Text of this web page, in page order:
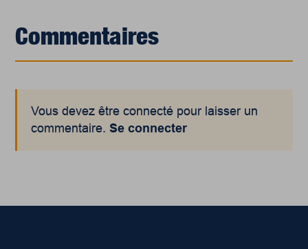
Commentaires
Vous devez être connecté pour laisser un
commentaire.Se connecter